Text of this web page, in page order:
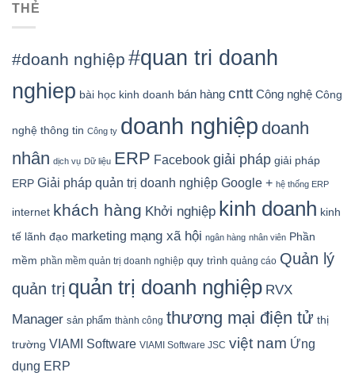
THẺ
#doanh nghiệp #quan tri doanh
nghiep bài học kinh doanh bán hàng cntt Công nghệ Công
nghệ thông tin Công ty doanh nghiệp doanh
nhân dịch vụ Dữ liệu ERP Facebook giải pháp giải pháp
ERP Giải pháp quản trị doanh nghiệp Google + hệ thống ERP
internet khách hàng Khởi nghiệp kinh doanh kinh
tế lãnh đạo marketing mạng xã hội ngân hàng nhân viên Phần
mềm phần mềm quản trị doanh nghiệp quy trình quảng cáo Quản lý
quản trị quản trị doanh nghiệp RVX
Manager sản phẩm thành công thương mại điện tử thị
trường VIAMI Software VIAMI Software JSC việt nam Ứng
dụng ERP